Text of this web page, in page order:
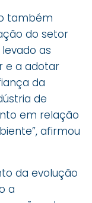
também
do setor
levado as
e a adotar
da
de
em relação
afirmou
da evolução
a